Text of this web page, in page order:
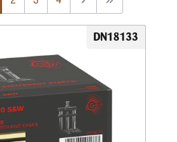
DN18133